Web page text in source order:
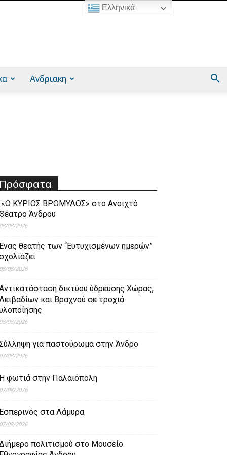
Ανδριακη
Πρόσφατα
«Ο ΚΥΡΙΟΣ ΒΡΟΜΥΛΟΣ» στο Ανοιχτό
Άνδρου
08/08/2026
θεατής των “Ευτυχισμένων ημερών”
08/08/2026
δικτύου ύδρευσης Χώρας,
και Βραχνού σε τροχιά
08/08/2026
για παστούρωμα στην Άνδρο
07/08/2026
Η φωτιά στην Παλαιόπολη
07/08/2026
Εσπερινός στα Λάμυρα.
07/08/2026
πολιτισμού στο Μουσείο
Ελληνικά